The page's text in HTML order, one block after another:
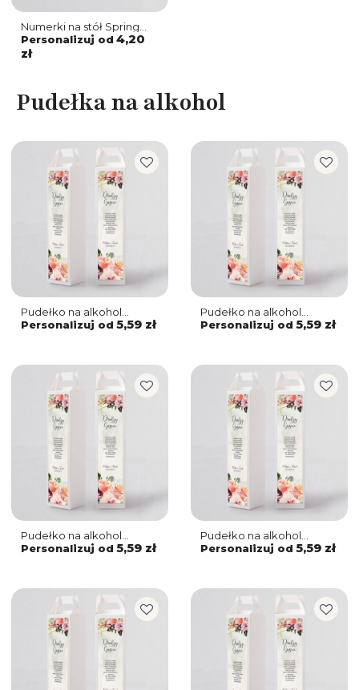
Numerki na stół Spring
Love Motyw 1
Personalizuj od 4,20
zł
Pudełka na alkohol
Pudełko na alkohol
Spring Love Motyw 7
Personalizuj od 5,59 zł
Pudełko na alkohol
Spring Love Motyw 6
Personalizuj od 5,59 zł
Pudełko na alkohol
Spring Love Motyw 5
Personalizuj od 5,59 zł
Pudełko na alkohol
Spring Love Motyw 4
Personalizuj od 5,59 zł